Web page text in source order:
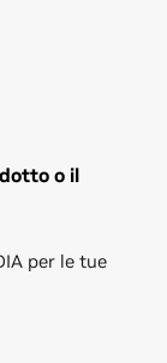
o il
per le tue